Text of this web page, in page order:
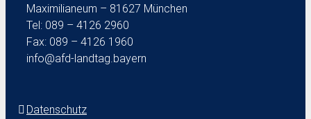
Maximilianeum – 81627 München
Tel: 089 – 4126 2960
Fax: 089 – 4126 1960
info@afd-landtag.bayern
Datenschutz